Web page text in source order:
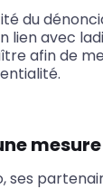
du
lien avec
afin de
ses